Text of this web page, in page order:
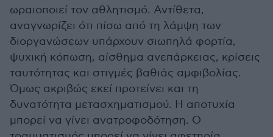
ωραιοποιεί τον αθλητισμό. Αντίθετα,
αναγνωρίζει ότι πίσω από τη λάμψη των
διοργανώσεων υπάρχουν σιωπηλά φορτία,
ψυχική κόπωση, αίσθημα ανεπάρκειας, κρίσεις
ταυτότητας και στιγμές βαθιάς αμφιβολίας.
Όμως ακριβώς εκεί προτείνει και τη
δυνατότητα μετασχηματισμού. Η αποτυχία
μπορεί να γίνει ανατροφοδότηση. Ο